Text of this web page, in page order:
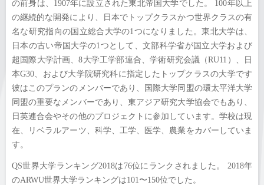
の前身は、1907年に設立された東北帝国大学でした。 100年以上
の継続的な開発により、日本でトップクラスかつ世界クラスの有
名な研究指向の国立総合大学の1つになりました。東北大学は、
日本の古い帝国大学の1つとして、文部科学省が国立大学および
超国際大学計画、8大学工学部連合、学術研究会議（RU11）、日
本G30、および大学院研究科に指定したトップクラスの大学です
彼はこのプランのメンバーであり、国際大学同盟の環太平洋大学
同盟の重要なメンバーであり、東アジア研究大学協会でもあり、
日英連合会やその他のプロジェクトに参加しています。学校は現
在、リベラルアーツ、科学、工学、医学、農業をカバーしていま
す。
QS世界大学ランキング2018は76位にランクされました。 2018年
のARWU世界大学ランキングは101〜150位でした。